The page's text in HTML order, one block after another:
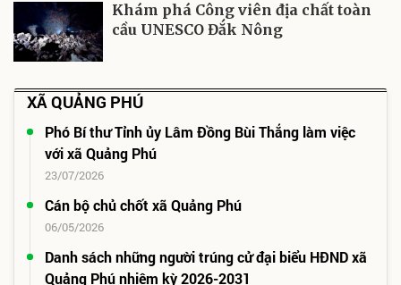
Khám phá Công viên địa chất toàn
cầu UNESCO Đắk Nông
XÃ QUẢNG PHÚ
Phó Bí thư Tỉnh ủy Lâm Đồng Bùi Thắng làm việc
với xã Quảng Phú
23/07/2026
Cán bộ chủ chốt xã Quảng Phú
06/05/2026
Danh sách những người trúng cử đại biểu HĐND xã
Quảng Phú nhiệm kỳ 2026-2031